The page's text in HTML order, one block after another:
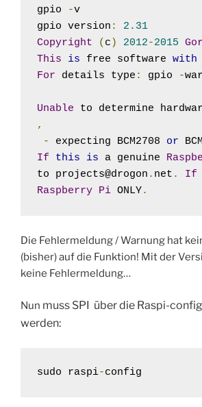
gpio -v
gpio version :
2.31
Copyright
( c ) 2012-2015
This
is free software with
For details type : gpio -
Unable to determine
,
-
expecting BCM2708 or
If
this is a genuine
to projects@drogon . net . If
Raspberry Pi ONLY.
Die Fehlermeldung / Warnung hat
(bisher) auf die Funktion! Mit der
keine Fehlermeldung…
Nun muss SPI über die Raspi-
werden:
sudo raspi-config